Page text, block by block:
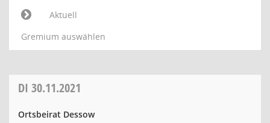
Aktuell
Gremium auswählen
DI 30.11.2021
Ortsbeirat Dessow